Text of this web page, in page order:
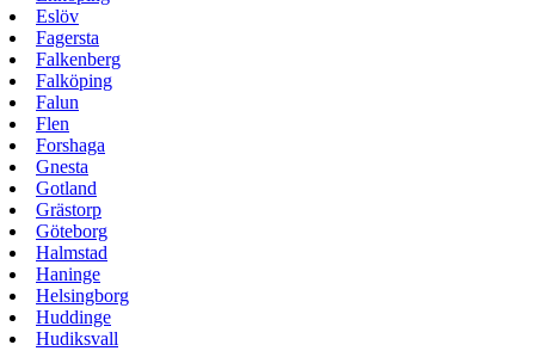
Eslöv
Fagersta
Falkenberg
Falköping
Falun
Flen
Forshaga
Gnesta
Gotland
Grästorp
Göteborg
Halmstad
Haninge
Helsingborg
Huddinge
Hudiksvall